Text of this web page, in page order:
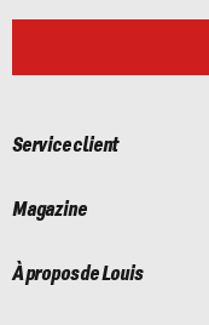
Service client
Magazine
À propos de Louis